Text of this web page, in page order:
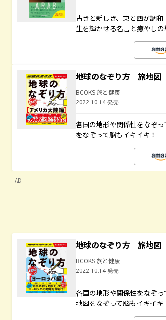
古きと新しき、東と西が調
生を輝かせる名言と癒やしの
地球のなぞり方 旅地図
BOOKS 旅と健康
2022.10.14 発売
各国の地形や関係性をなぞ
をなぞって脳もイキイキ！
AD
地球のなぞり方 旅地図
BOOKS 旅と健康
2022.10.14 発売
各国の地形や関係性をなぞ
地図をなぞって脳もイキイキ